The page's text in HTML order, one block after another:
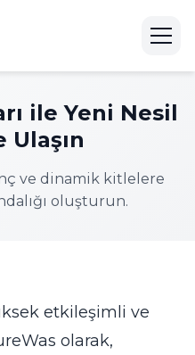
ile Yeni Nesil
ve dinamik kitlelere
oluşturun.
etkileşimli ve
olarak,